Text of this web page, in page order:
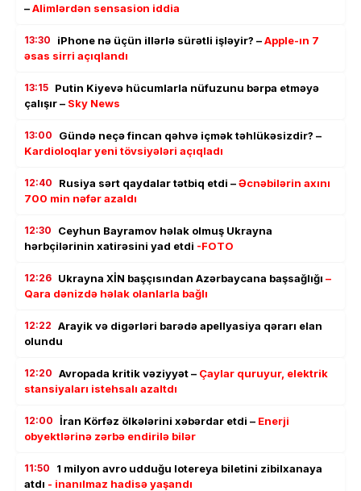
–Alimlərdən sensasion iddia
13:30 iPhone nə üçün illərlə sürətli işləyir? –Apple-ın 7
əsas sirri açıqlandı
13:15 Putin Kiyevə hücumlarla nüfuzunu bərpa etməyə
çalışır – Sky News
13:00
Gündə neçə fincan qəhvə içmək təhlükəsizdir? –
Kardioloqlar yeni tövsiyələri açıqladı
12:40 Rusiya sərt qaydalar tətbiq etdi –Əcnəbilərin axını
700 min nəfər azaldı
12:30
Ceyhun Bayramov həlak olmuş Ukrayna
hərbçilərinin xatirəsini yad etdi -FOTO
12:26 Ukrayna XİN başçısından Azərbaycana başsağlığı –
Qara dənizdə həlak olanlarla bağlı
12:22 Arayik və digərləri barədə apellyasiya qərarı elan
olundu
12:20 Avropada kritik vəziyyət – Çaylar quruyur, elektrik
stansiyaları istehsalı azaltdı
12:00 İran Körfəz ölkələrini xəbərdar etdi – Enerji
obyektlərinə zərbə endirilə bilər
11:50
1 milyon avro udduğu lotereya biletini zibilxanaya
atdı - inanılmaz hadisə yaşandı